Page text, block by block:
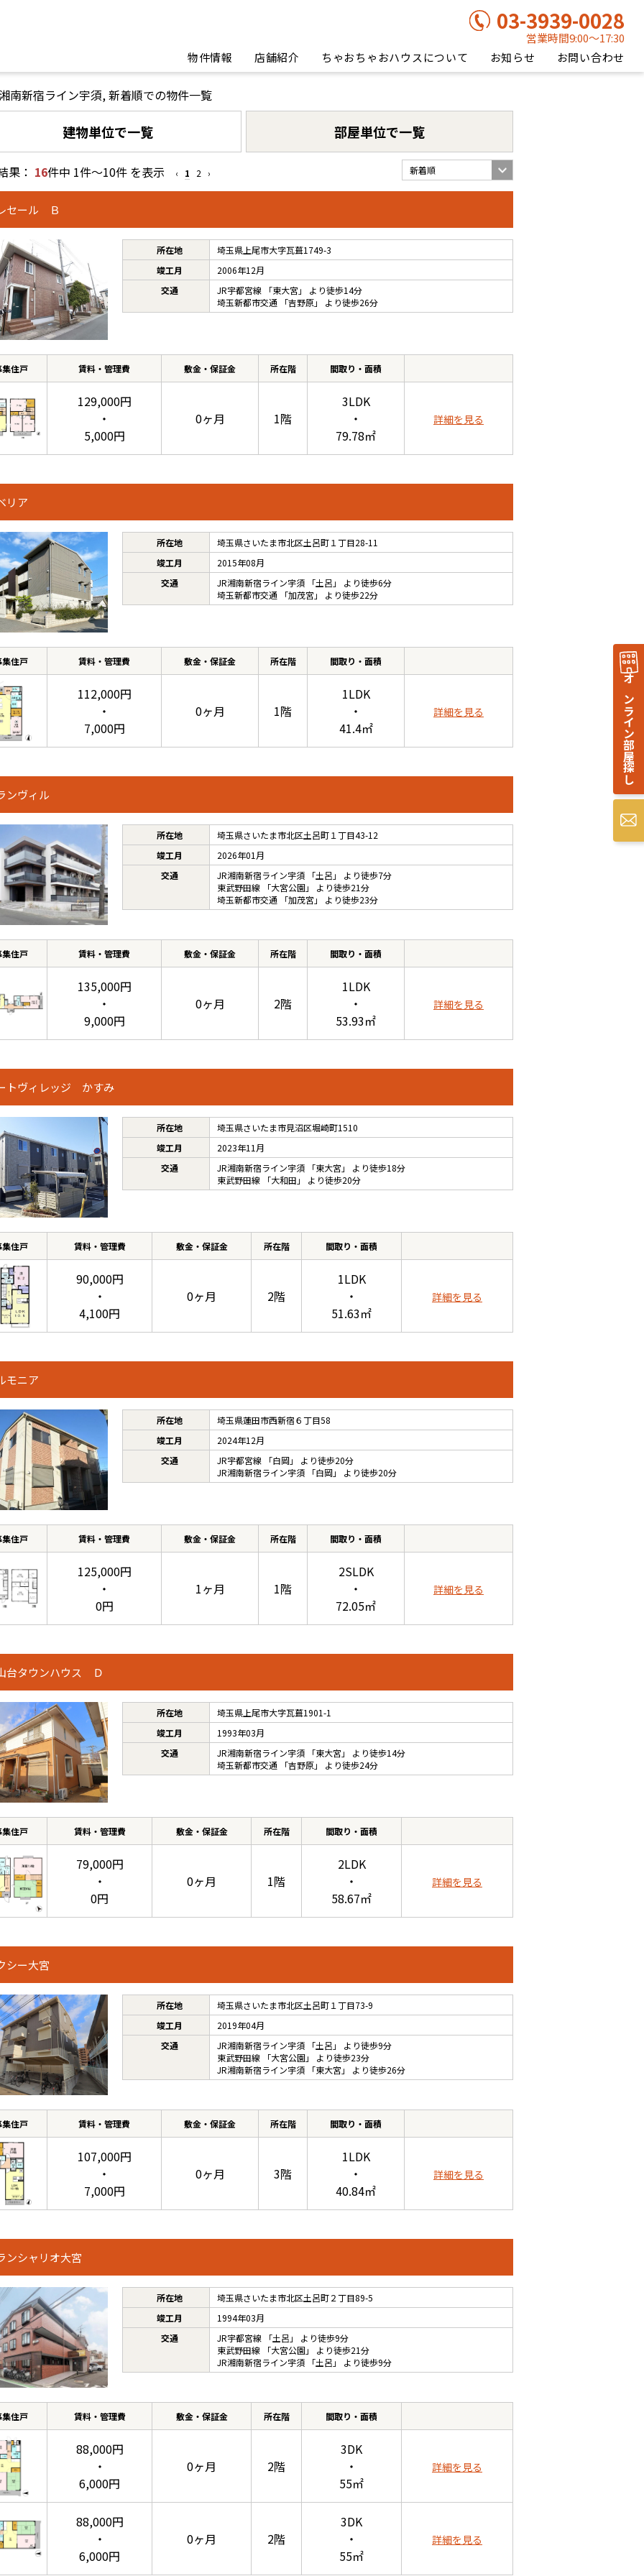
03-3939-0028
営業時間9:00〜17:30
物件情報
店舗紹介 ちゃおちゃおハウスについて お知らせ お問い合わせ
南新宿ライン宇須, 新着順での物件一覧
建物単位で一覧 部屋単位で一覧
果： 16件中 1件～10件 を表示 ‹ 1 2 ›
セール Ｂ
所在地
埼玉県上尾市大字瓦葺1749-3
竣工月
2006年12月
交通
JR宇都宮線 「東大宮 」 より徒歩14分
埼玉新都市交通 「吉野原」 より徒歩26分
集住戸 賃料・管理費 敷金・保証金 所在階 間取り・面積
129,000円
・
5,000円
0ヶ月 1階
3LDK
・
79.78㎡
詳細を見る
リア
所在地
埼玉県さいたま市北区土呂町１丁目28-11
竣工月
2015年08月
交通
JR湘南新宿ライン宇須 「土呂 」 より徒歩6分
埼玉新都市交通 「加茂宮 」 より徒歩22分
集住戸 賃料・管理費 敷金・保証金 所在階 間取り・面積
112,000円
・
7,000円
0ヶ月 1階
1LDK
・
41.4㎡
詳細を見る
ンヴィル
所在地
埼玉県さいたま市北区土呂町１丁目43-12
竣工月
2026年01月
交通
JR湘南新宿ライン宇須 「土呂 」 より徒歩7分
東武野田線 「大宮公園」 より徒歩21分
埼玉新都市交通 「加茂宮 」 より徒歩23分
集住戸 賃料・管理費 敷金・保証金 所在階 間取り・面積
135,000円
・
9,000円
0ヶ月 2階
1LDK
・
53.93㎡
詳細を見る
トヴィレッジ かすみ
所在地
埼玉県さいたま市見沼区堀崎町1510
竣工月
2023年11月
交通
JR湘南新宿ライン宇須 「東大宮 」 より徒歩18分
東武野田線 「大和田 」 より徒歩20分
集住戸 賃料・管理費 敷金・保証金 所在階 間取り・面積
90,000円
・
4,100円
0ヶ月 2階
1LDK
・
51.63㎡
詳細を見る
モニア
所在地
埼玉県蓮田市西新宿６丁目58
竣工月
2024年12月
交通
JR宇都宮線 「白岡」 より徒歩20分
JR湘南新宿ライン宇須 「白岡」 より徒歩20分
集住戸 賃料・管理費 敷金・保証金 所在階 間取り・面積
125,000円
・
0円
1ヶ月 1階
2SLDK
・
72.05㎡
詳細を見る
台タウンハウス Ｄ
所在地
埼玉県上尾市大字瓦葺1901-1
竣工月
1993年03月
交通
JR湘南新宿ライン宇須 「東大宮 」 より徒歩14分
埼玉新都市交通 「吉野原」 より徒歩24分
集住戸 賃料・管理費 敷金・保証金 所在階 間取り・面積
79,000円
・
0円
0ヶ月 1階
2LDK
・
58.67㎡
詳細を見る
シー大宮
所在地
埼玉県さいたま市北区土呂町１丁目73-9
竣工月
2019年04月
交通
JR湘南新宿ライン宇須 「土呂 」 より徒歩9分
東武野田線 「大宮公園」 より徒歩23分
JR湘南新宿ライン宇須 「東大宮 」 より徒歩26分
集住戸 賃料・管理費 敷金・保証金 所在階 間取り・面積
107,000円
・
7,000円
0ヶ月 3階
1LDK
・
40.84㎡
詳細を見る
ンシャリオ大宮
所在地
埼玉県さいたま市北区土呂町２丁目89-5
竣工月
1994年03月
交通
JR宇都宮線 「土呂 」 より徒歩9分
東武野田線 「大宮公園」 より徒歩21分
JR湘南新宿ライン宇須 「土呂 」 より徒歩9分
集住戸 賃料・管理費 敷金・保証金 所在階 間取り・面積
88,000円
・
6,000円
0ヶ月 2階
3DK
・
55㎡
詳細を見る
88,000円
・
6,000円
0ヶ月 2階
3DK
・
55㎡
詳細を見る
オンライン部屋探し